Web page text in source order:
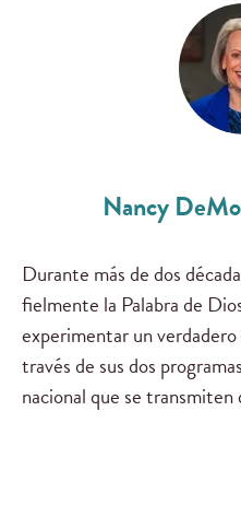
Nancy
Durante más de dos
fielmente la Palabra de
experimentar un
través de sus dos
nacional que se